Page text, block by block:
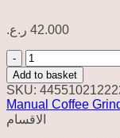
42.000 ر.ع.
TIMEMORE
NANO
GRINDER
WHITE
quantity
Add to basket
SKU:
Manual Coffee
الاقسام